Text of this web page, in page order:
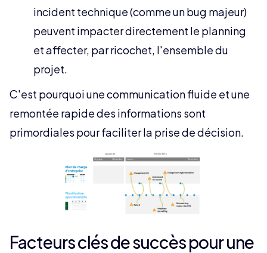
incident technique (comme un bug majeur)
peuvent impacter directement le planning
et affecter, par ricochet, l'ensemble du
projet.
C'est pourquoi une communication fluide et une
remontée rapide des informations sont
primordiales pour faciliter la prise de décision.
Facteurs clés de succès pour une